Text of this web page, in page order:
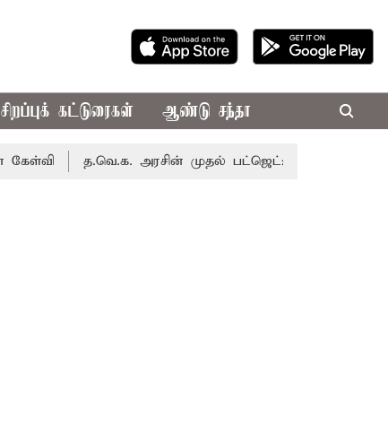
சிறப்புக் கட்டுரைகள் ஆண்டு சந்தா
த.வெ.க. அரசின் முதல் பட்ஜெட்: மாற்றமா?, தடுமாற்றமா?